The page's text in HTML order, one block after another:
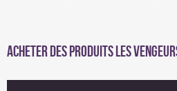
Acheter des produits Les